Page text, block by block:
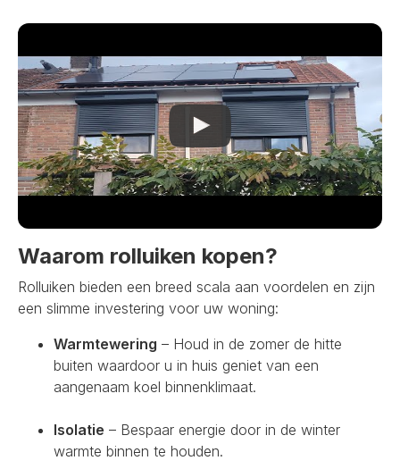
Waarom rolluiken kopen?
Rolluiken bieden een breed scala aan voordelen en zijn
een slimme investering voor uw woning:
Warmtewering – Houd in de zomer de hitte
buiten waardoor u in huis geniet van een
aangenaam koel binnenklimaat.
Isolatie – Bespaar energie door in de winter
warmte binnen te houden.